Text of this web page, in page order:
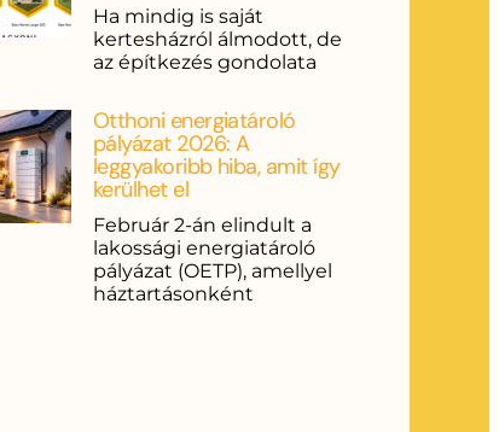
Ha mindig is saját
kertesházról álmodott, de
az építkezés gondolata
Otthoni energiatároló
pályázat 2026: A
leggyakoribb hiba, amit így
kerülhet el
Február 2-án elindult a
lakossági energiatároló
pályázat (OETP), amellyel
háztartásonként